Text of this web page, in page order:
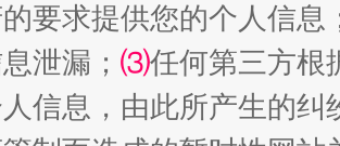
+退费，一次搞定
要求提供您的个人信息
泄漏； ⑶任何第三方根
信息，由此所产生的纠